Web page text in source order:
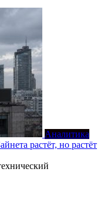
Аналитика
растёт, но растёт